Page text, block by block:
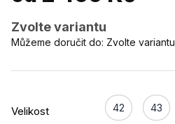
Zvolte variantu
Velikost 42 43
Můžeme doručit do: Zvolte variantu